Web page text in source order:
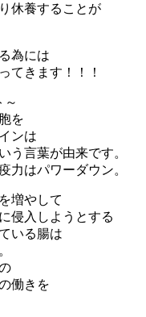
休養することが
為には
てきます！！！
～
を
ンは
う言葉が由来です。
力はパワーダウン。
増やして
侵入しようとする
いる腸は
働きを